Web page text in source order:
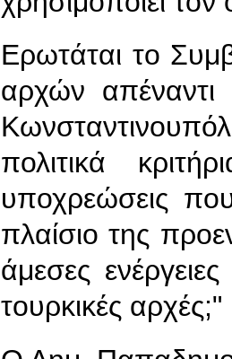
Ερωτάται το
αρχών
πολιτικά
υποχρεώσεις
πλαίσιο της
άμεσες
τουρκικές αρχές;"